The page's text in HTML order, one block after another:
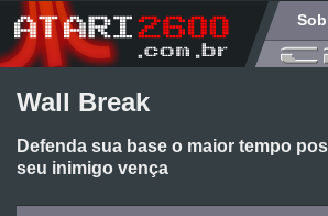
Wall Break
Defenda sua base o maior tempo
seu inimigo vença